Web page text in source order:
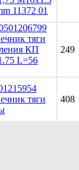
11372 01
тяги
КП
L=56
249
тяги
408